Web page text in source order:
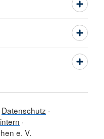
Datenschutz
e. V.